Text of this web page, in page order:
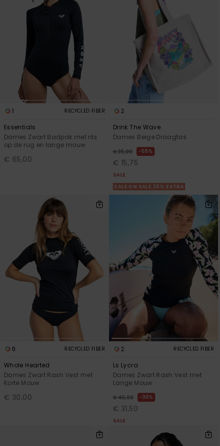
1 RECYCLED FIBER
Essentials
Dames Zwart Badpak met rits
op de rug en lange mouw
€ 65,00
2
Drink The Wave
Dames Beige Draagtas
€ 35,00 55%
€ 15,75
SALE
SALE ON SALE 25% EXTRA
6 RECYCLED FIBER
Whole Hearted
Dames Zwart Rash Vest met
Korte Mouw
€ 30,00
2 RECYCLED FIBER
Ls Lycra
Dames Zwart Rash Vest met
Lange Mouw
€ 45,00 30%
€ 31,50
SALE